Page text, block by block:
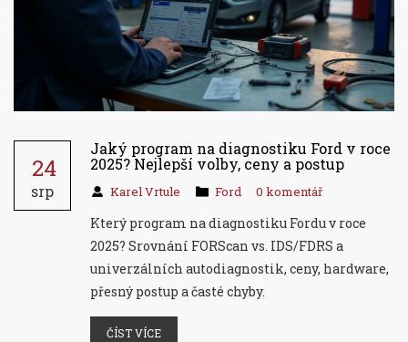
24
srp
Jaký program na diagnostiku Ford v roce
2025? Nejlepší volby, ceny a postup
Karel Vrtule Ford 0 komentář
Který program na diagnostiku Fordu v roce
2025? Srovnání FORScan vs. IDS/FDRS a
univerzálních autodiagnostik, ceny, hardware,
přesný postup a časté chyby.
ČÍST VÍCE